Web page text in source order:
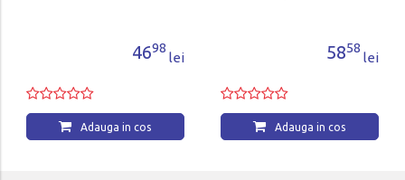
4698
lei
Adauga in cos
5858
lei
Adauga in cos